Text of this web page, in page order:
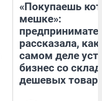
«Покупаешь
мешке»:
рассказала, как
самом деле
бизнес со
дешевых